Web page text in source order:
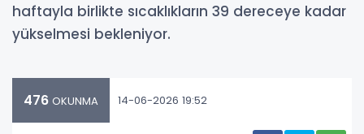
haftayla birlikte sıcaklıkların 39 dereceye kadar
yükselmesi bekleniyor.
476 OKUNMA 14-06-2026 19:52